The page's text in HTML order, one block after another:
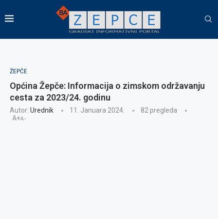
ŽEPČE
Općina Žepče: Informacija o zimskom održavanju
cesta za 2023/24. godinu
Autor: Urednik 11. Januara 2024. 82 pregleda
A+A-